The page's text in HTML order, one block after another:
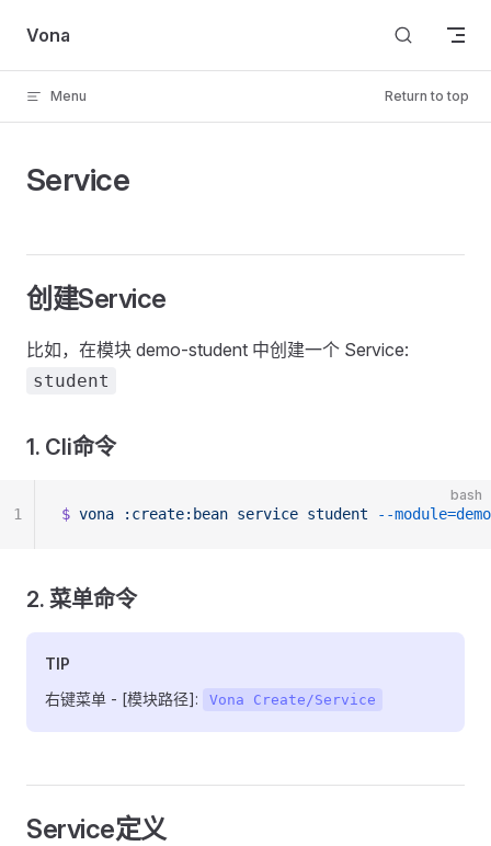
Skip to content
Vona
Menu Return to top
Service
创建Service
比如，在模块 demo-student 中创建一个 Service:
student
1. Cli命令
bash
$ vona :create:bean service student --
1
2. 菜单命令
TIP
右键菜单 - [模块路径]:
Vona Create/Service
Service定义